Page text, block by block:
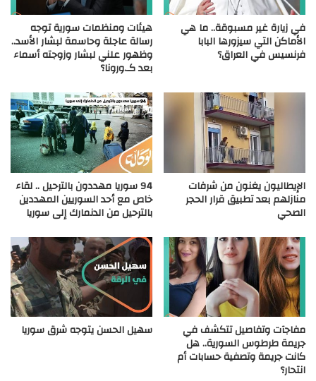
في زيارة غير مسبوقة.. ما هي
الأماكن التي سيزورها البابا
فرنسيس في العراق؟
هيئات ومنظمات سورية توجه
رسالة عاجلة وحاسمة لبشار الأسد..
وظهور علني لبشار وزوجته أسماء
بعد كـ.ورونا؟
الإيطاليون يغنون من شرفات
منازلهم بعد تطبيق قرار الحجر
الصحي
94 سوريا مهددون بالترحيل .. لقاء
خاص مع أحد السوريين المهددين
بالترحيل من الدنمارك إلى سوريا
مفاجآت وتفاصيل تتكشف في
جريمة طرطوس السورية.. هل
كانت جريمة وتصفية حسابات أم
انتحار؟
سهيل الحسن يتوجه شرق سوريا